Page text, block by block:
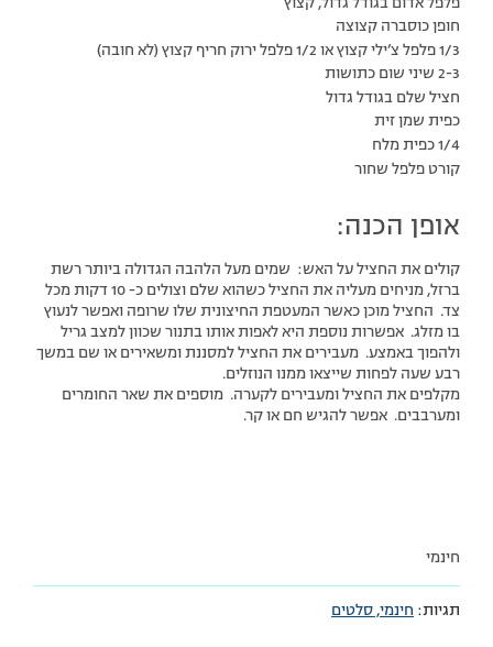
חופן כוסברה קצוצה
1/3 פלפל צ’ילי קצוץ או 1/2 פלפל ירוק חריף קצוץ (לא חובה)
2-3 שיני שום כתושות
חציל שלם בגודל גדול
כפית שמן זית
1/4 כפית מלח
קורט פלפל שחור
אופן הכנה:
קולים את החציל על האש: שמים מעל הלהבה הגדולה ביותר רשת
ברזל, מניחים מעליה את החציל כשהוא שלם וצולים כ- 10 דקות מכל
צד. החציל מוכן כאשר המעטפת החיצונית שלו שרופה ואפשר לנעוץ
בו מזלג. אפשרות נוספת היא לאפות אותו בתנור שכוון למצב גריל
ולהפוך באמצע. מעבירים את החציל למסננת ומשאירים או שם במשך
רבע שעה לפחות שייצאו ממנו הנוזלים.
מקלפים את החציל ומעבירים לקערה. מוספים את שאר החומרים
ומערבבים. אפשר להגיש חם או קר.
חינמי
תגיות: חינמי,סלטים